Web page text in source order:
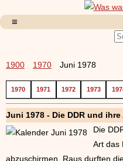
1900 1970 Juni 1978
1970 1971 1972 1973
Juni 1978 - Die DDR und
Die
Art das
abzuschirmen. Raus durften